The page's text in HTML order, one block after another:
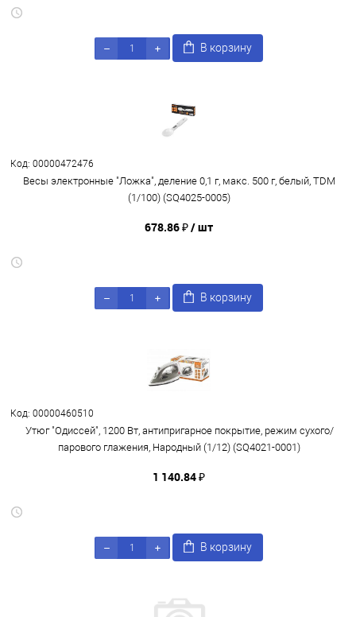
В корзину
Код: 00000472476
Весы электронные "Ложка", деление 0,1 г, макс. 500 г, белый, TDM
(1/100) (SQ4025-0005)
678.86 ₽/ шт
В корзину
Код: 00000460510
Утюг "Одиссей", 1200 Вт, антипригарное покрытие, режим сухого/
парового глажения, Народный (1/12) (SQ4021-0001)
1 140.84 ₽
В корзину